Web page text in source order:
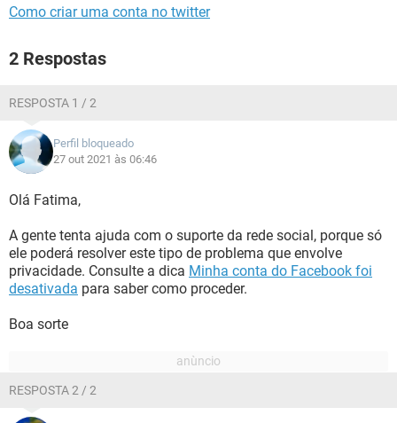
Como criar uma conta no twitter
2 Respostas
RESPOSTA 1 / 2
Perfil bloqueado
27 out 2021 às 06:46
Olá Fatima,
A gente tenta ajuda com o suporte da rede social, porque só
ele poderá resolver este tipo de problema que envolve
privacidade. Consulte a dica Minha conta do Facebook foi
desativada para saber como proceder.
Boa sorte
RESPOSTA 2 / 2